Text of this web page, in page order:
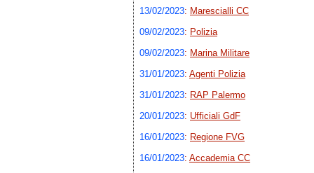
13/02/2023: Marescialli CC
09/02/2023: Polizia
09/02/2023: Marina Militare
31/01/2023: Agenti Polizia
31/01/2023: RAP Palermo
20/01/2023: Ufficiali GdF
16/01/2023: Regione FVG
16/01/2023: Accademia CC